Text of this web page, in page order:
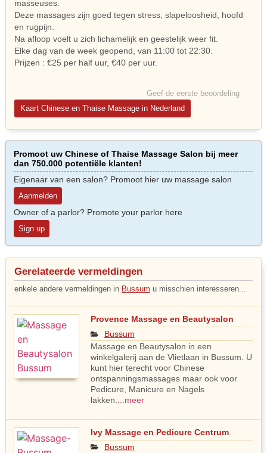
masseuses.
Deze massages zijn goed tegen stress, slapeloosheid, hoofd
en rugpijn.
Na afloop voelt u zich lichamelijk en geestelijk weer fit.
Elke dag van de week geopend, van 11:00 tot 22:30.
Prijzen : €25 per half uur, €40 per uur.
Geef de eerste beoordeling
Kaart Chinese en Thaise Massage in Nederland
Promoot uw Chinese of Thaise Massage Salon bij meer
dan 750.000 potentiële klanten!
Eigenaar van een salon? Promoot hier uw massage salon
Aanmelden
Owner of a parlor? Promote your parlor here
Sign up
Gerelateerde vermeldingen
enkele andere vermeldingen in Bussum u misschien interesseren...
Provence Massage en Beautysalon
Bussum
Massage en Beautysalon in een
winkelgalerij aan de Vlietlaan in Bussum. U
kunt hier terecht voor Chinese
ontspanningsmassages maar ook voor
Pedicure, Manicure en Nagels
lakken....meer
Ivy Massage en Pedicure Centrum
Bussum